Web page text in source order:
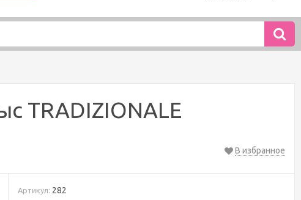
TRADIZIONALE
В избранное
Артикул: 282